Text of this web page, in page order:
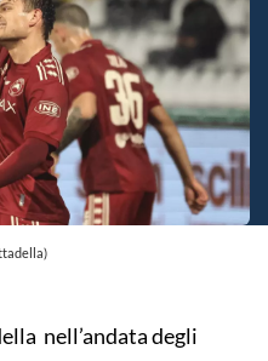
nell’andata degli